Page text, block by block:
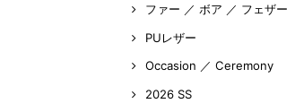
ファー ／ ボア ／ フェザー
PUレザー
Occasion ／ Ceremony
2026 SS